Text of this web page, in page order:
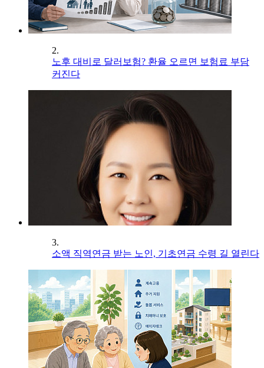
2.
노후 대비로 달러보험? 환율 오르면 보험료 부담
커진다
3.
소액 직역연금 받는 노인, 기초연금 수령 길 열린다